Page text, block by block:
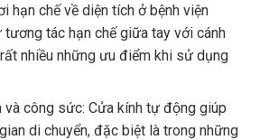
hạn chế về diện tích ở bệnh viện
tác hạn chế giữa tay với cánh
nhiều những ưu điểm khi sử dụng
và công sức: Cửa kính tự động giúp
di chuyển, đặc biệt là trong những